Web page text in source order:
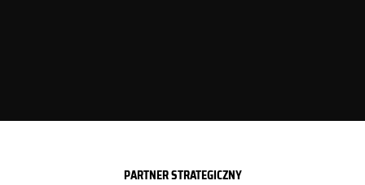
PARTNER STRATEGICZNY